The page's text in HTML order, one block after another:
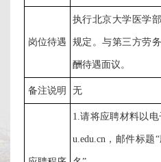
岗位待遇
执行北京大学医学
规定。与第三方劳
酬待遇面议。
备注说明 无
1.请将应聘材料以
u.edu.cn，邮件标题